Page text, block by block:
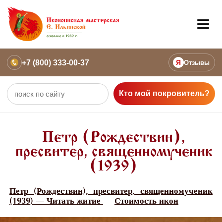
+7 (800) 333-00-37 Я Отзывы
Кто мой покровитель?
Петр (Рождествин),
пресвитер, священномученик
(1939)
Петр (Рождествин), пресвитер, священномученик
(1939) — Читать житие
Стоимость икон